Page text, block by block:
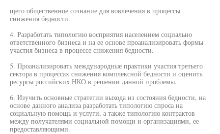
щего общественное сознание для вовлечения в процессы
снижения бедности.
4. Разработать типологию восприятия населением социально
ответственного бизнеса и на ее основе проанализировать формы
участия бизнеса в процессе снижения бедности.
5. Проанализировать международные практики участия третьего
сектора в процессах снижения комплексной бедности и оценить
ресурсы российских НКО в решении данной проблемы.
6. Изучить основные стратегии выхода из состояния бедности, на
основе данного анализа разработать типологию спроса на
социальную помощь и услуги, а также типологию контрактов
между получателями социальной помощи и организациями, ее
предоставляющими.